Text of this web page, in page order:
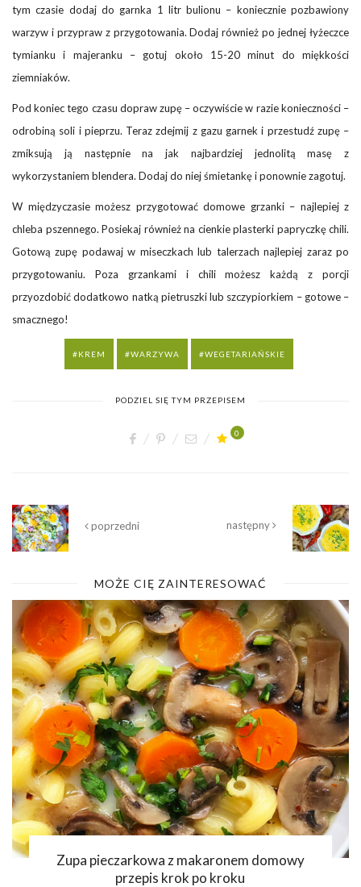
tym czasie dodaj do garnka 1 litr bulionu – koniecznie pozbawiony
warzyw i przypraw z przygotowania. Dodaj również po jednej łyżeczce
tymianku i majeranku – gotuj około 15-20 minut do miękkości
ziemniaków.
Pod koniec tego czasu dopraw zupę – oczywiście w razie konieczności –
odrobiną soli i pieprzu. Teraz zdejmij z gazu garnek i przestudź zupę –
zmiksują ją następnie na jak najbardziej jednolitą masę z
wykorzystaniem blendera. Dodaj do niej śmietankę i ponownie zagotuj.
W międzyczasie możesz przygotować domowe grzanki – najlepiej z
chleba pszennego. Posiekaj również na cienkie plasterki papryczkę chili.
Gotową zupę podawaj w miseczkach lub talerzach najlepiej zaraz po
przygotowaniu. Poza grzankami i chili możesz każdą z porcji
przyozdobić dodatkowo natką pietruszki lub szczypiorkiem – gotowe –
smacznego!
KREM WARZYWA WEGETARIAŃSKIE
PODZIEL SIĘ TYM PRZEPISEM
0
poprzedni następny
MOŻE CIĘ ZAINTERESOWAĆ
Zupa pieczarkowa z makaronem domowy
przepis krok po kroku